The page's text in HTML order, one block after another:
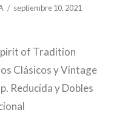
septiembre 10, 2021
of Tradition
Clásicos y Vintage
Reducida y Dobles